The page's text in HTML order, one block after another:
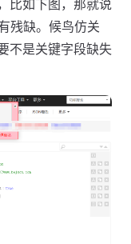
比如下图，那就说
残缺。候鸟仿关
不是关键字段缺失